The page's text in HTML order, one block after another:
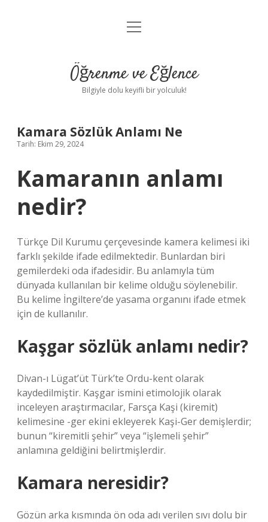
Anasayfa
Yasal Uyarı
menüyü
Öğrenme ve Eğlence
Bilgiyle dolu keyifli bir yolculuk!
Kamara Sözlük Anlamı Ne
Tarih: Ekim 29, 2024
Kamaranın anlamı
nedir?
Türkçe Dil Kurumu çerçevesinde kamera kelimesi iki
farklı şekilde ifade edilmektedir. Bunlardan biri
gemilerdeki oda ifadesidir. Bu anlamıyla tüm
dünyada kullanılan bir kelime olduğu söylenebilir.
Bu kelime İngiltere’de yasama organını ifade etmek
için de kullanılır.
Kaşgar sözlük anlamı nedir?
Divan-ı Lügat’üt Türk’te Ordu-kent olarak
kaydedilmiştir. Kaşgar ismini etimolojik olarak
inceleyen araştırmacılar, Farsça Kaşi (kiremit)
kelimesine -ger ekini ekleyerek Kaşi-Ger demişlerdir;
bunun “kiremitli şehir” veya “işlemeli şehir”
anlamına geldiğini belirtmişlerdir.
Kamara neresidir?
Gözün arka kısmında ön oda adı verilen sıvı dolu bir